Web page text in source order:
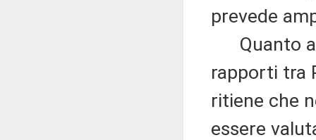
prevede
Quanto
rapporti tra
ritiene che
essere